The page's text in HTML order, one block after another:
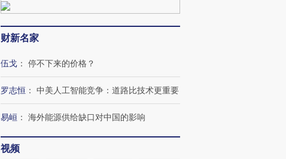
财新名家
伍戈 ： 停不下来的价格？
罗志恒 ： 中美人工智能竞争：道路比技术更重要
易峘 ： 海外能源供给缺口对中国的影响
视频